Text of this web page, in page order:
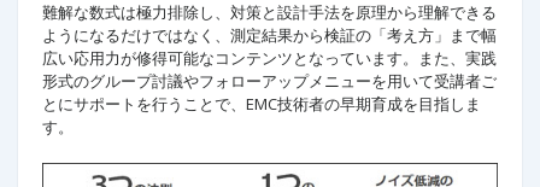
難解な数式は極力排除し、対策と設計手法を原理から理解できる
ようになるだけではなく、測定結果から検証の「考え方」まで幅
広い応用力が修得可能なコンテンツとなっています。また、実践
形式のグループ討議やフォローアップメニューを用いて受講者ご
とにサポートを行うことで、EMC技術者の早期育成を目指しま
す。